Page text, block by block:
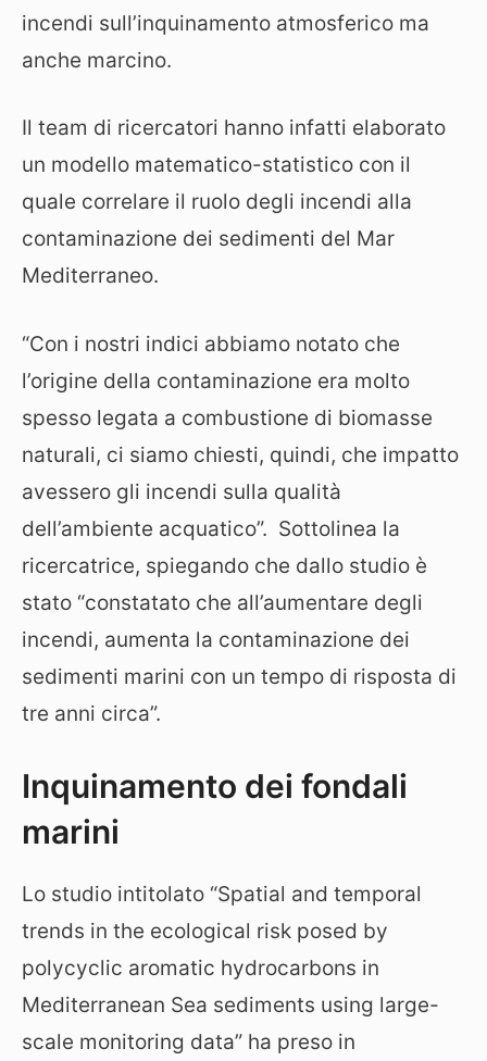
incendi sull’inquinamento atmosferico ma
anche marcino.
Il team di ricercatori hanno infatti elaborato
un modello matematico-statistico con il
quale correlare il ruolo degli incendi alla
contaminazione dei sedimenti del Mar
Mediterraneo.
“Con i nostri indici abbiamo notato che
l’origine della contaminazione era molto
spesso legata a combustione di biomasse
naturali, ci siamo chiesti, quindi, che impatto
avessero gli incendi sulla qualità
dell’ambiente acquatico”. Sottolinea la
ricercatrice, spiegando che dallo studio è
stato “constatato che all’aumentare degli
incendi, aumenta la contaminazione dei
sedimenti marini con un tempo di risposta di
tre anni circa”.
Inquinamento dei fondali
marini
Lo studio intitolato “Spatial and temporal
trends in the ecological risk posed by
polycyclic aromatic hydrocarbons in
Mediterranean Sea sediments using large-
scale monitoring data” ha preso in